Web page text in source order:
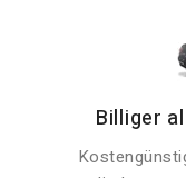
Billiger